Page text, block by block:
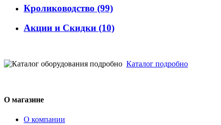
Кролиководство (99)
Акции и Скидки (10)
Каталог подробно
О магазине
О компании